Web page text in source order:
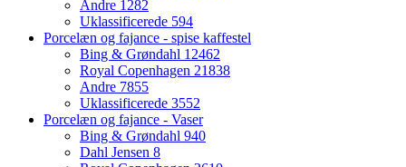
Andre 1282
Uklassificerede 594
Porcelæn og fajance - spise kaffestel
Bing & Grøndahl 12462
Royal Copenhagen 21838
Andre 7855
Uklassificerede 3552
Porcelæn og fajance - Vaser
Bing & Grøndahl 940
Dahl Jensen 8